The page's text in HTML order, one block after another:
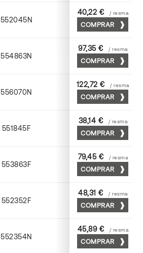
552045N 45 x 64
40,22 € / resma
COMPRAR
554863N 63 x 88
97,35 € / resma
COMPRAR
556070N 70 x 100
122,72 € / resma
COMPRAR
551845F 45 x 64
38,14 € / resma
COMPRAR
553863F 63 x 88
79,45 € / resma
COMPRAR
552352F 52 x 70
48,31 € / resma
COMPRAR
552354N 52 x 70
45,89 € / resma
COMPRAR